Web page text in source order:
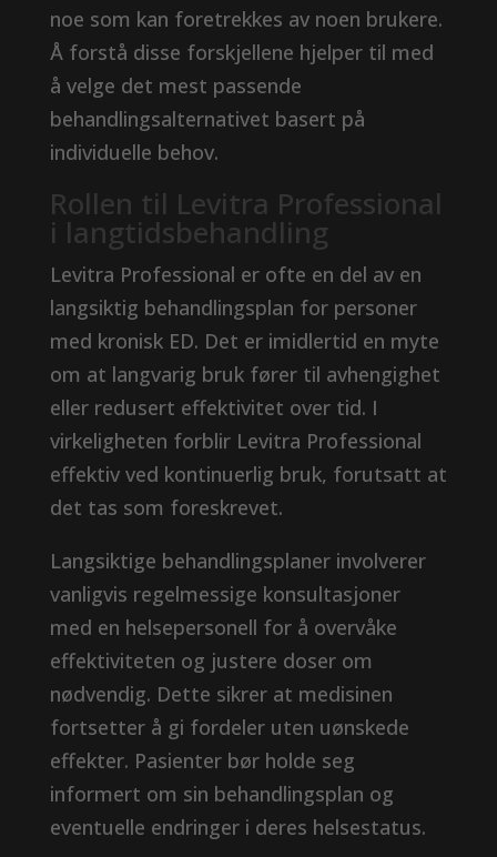
noe som kan foretrekkes av noen brukere.
Å forstå disse forskjellene hjelper til med
å velge det mest passende
behandlingsalternativet basert på
individuelle behov.
Rollen til Levitra Professional
i langtidsbehandling
Levitra Professional er ofte en del av en
langsiktig behandlingsplan for personer
med kronisk ED. Det er imidlertid en myte
om at langvarig bruk fører til avhengighet
eller redusert effektivitet over tid. I
virkeligheten forblir Levitra Professional
effektiv ved kontinuerlig bruk, forutsatt at
det tas som foreskrevet.
Langsiktige behandlingsplaner involverer
vanligvis regelmessige konsultasjoner
med en helsepersonell for å overvåke
effektiviteten og justere doser om
nødvendig. Dette sikrer at medisinen
fortsetter å gi fordeler uten uønskede
effekter. Pasienter bør holde seg
informert om sin behandlingsplan og
eventuelle endringer i deres helsestatus.